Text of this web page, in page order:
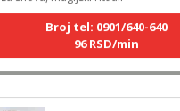
Broj tel: 0901/640-640
96 RSD/min